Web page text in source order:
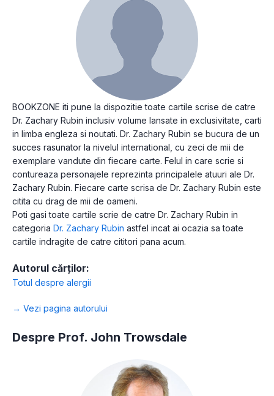
BOOKZONE iti pune la dispozitie toate cartile scrise de catre
Dr. Zachary Rubin inclusiv volume lansate in exclusivitate, carti
in limba engleza si noutati. Dr. Zachary Rubin se bucura de un
succes rasunator la nivelul international, cu zeci de mii de
exemplare vandute din fiecare carte. Felul in care scrie si
contureaza personajele reprezinta principalele atuuri ale Dr.
Zachary Rubin. Fiecare carte scrisa de Dr. Zachary Rubin este
citita cu drag de mii de oameni.
Poti gasi toate cartile scrie de catre Dr. Zachary Rubin in
categoria Dr. Zachary Rubin astfel incat ai ocazia sa toate
cartile indragite de catre cititori pana acum.
Autorul cărților:
Totul despre alergii
→ Vezi pagina autorului
Despre Prof. John Trowsdale